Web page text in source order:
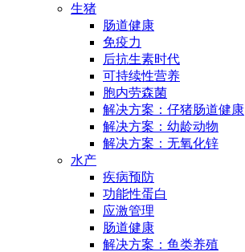
生猪
肠道健康
免疫力
后抗生素时代
可持续性营养
胞内劳森菌
解决方案：仔猪肠道健康
解决方案：幼龄动物
解决方案：无氧化锌
水产
疾病预防
功能性蛋白
应激管理
肠道健康
解决方案：鱼类养殖